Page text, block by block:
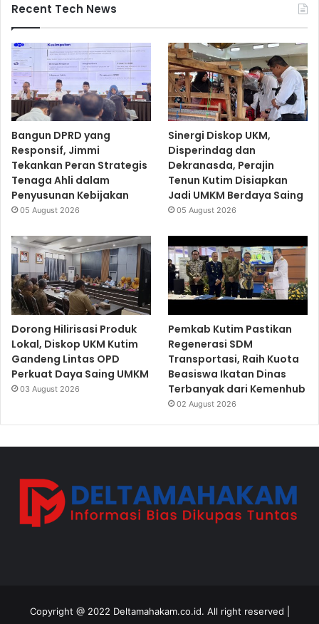
Recent Tech News
Bangun DPRD yang
Responsif, Jimmi
Tekankan Peran Strategis
Tenaga Ahli dalam
Penyusunan Kebijakan
05 August 2026
Sinergi Diskop UKM,
Disperindag dan
Dekranasda, Perajin
Tenun Kutim Disiapkan
Jadi UMKM Berdaya Saing
05 August 2026
Dorong Hilirisasi Produk
Lokal, Diskop UKM Kutim
Gandeng Lintas OPD
Perkuat Daya Saing UMKM
03 August 2026
Pemkab Kutim Pastikan
Regenerasi SDM
Transportasi, Raih Kuota
Beasiswa Ikatan Dinas
Terbanyak dari Kemenhub
02 August 2026
Copyright @ 2022 Deltamahakam.co.id. All right reserved |